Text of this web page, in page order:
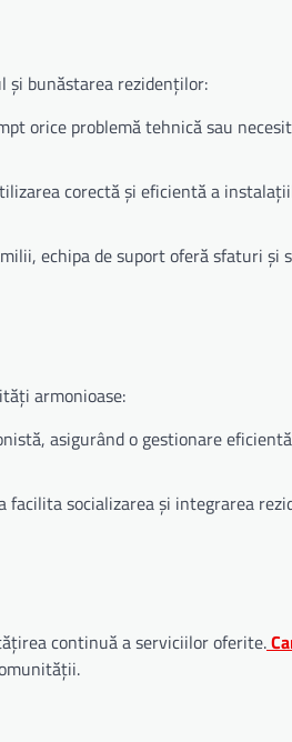
și bunăstarea rezidenților:
orice problemă tehnică sau
corectă și eficientă a
echipa de suport oferă sfaturi și
armonioase:
asigurând o gestionare
socializarea și integrarea
continuă a serviciilor oferite.